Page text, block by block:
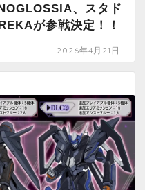
、スタド
が参戦決定！！
2026年4月21日